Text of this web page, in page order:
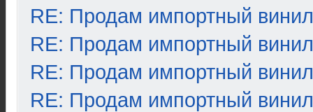
RE: Продам импортный винил
RE: Продам импортный винил
RE: Продам импортный винил
RE: Продам импортный винил